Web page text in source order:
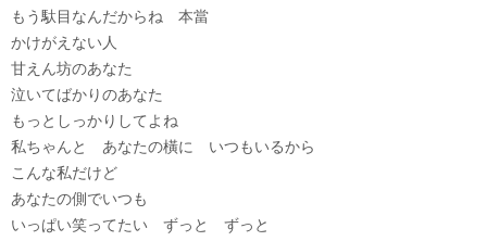
もう馱目なんだからね 本當
かけがえない人
甘えん坊のあなた
泣いてばかりのあなた
もっとしっかりしてよね
私ちゃんと あなたの橫に いつもいるから
こんな私だけど
あなたの側でいつも
いっぱい笑ってたい ずっと ずっと